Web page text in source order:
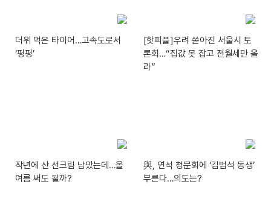
더위 먹은 타이어…고속도로서
‘펑펑’
[핫피플]우려 쏟아진 서울시 토
론회…“집값 못 잡고 전월세만 올
라”
작년에 산 선크림 남았는데…올
여름 써도 될까?
與, 연석 청문회에 ‘김범석 동생’
부른다…의도는?